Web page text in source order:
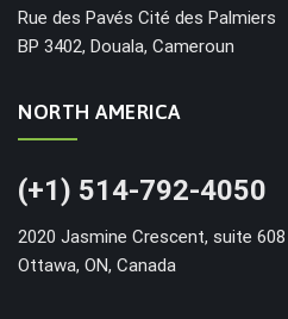
Rue des Pavés Cité des Palmiers
BP 3402, Douala, Cameroun
NORTH AMERICA
(+1) 514-792-4050
2020 Jasmine Crescent, suite 608
Ottawa, ON, Canada